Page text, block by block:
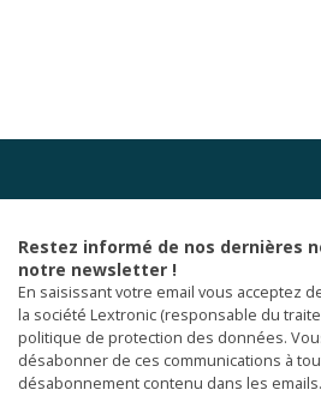
Restez informé de nos dernières
notre newsletter !
En saisissant votre email vous acceptez
la société Lextronic (responsable du
politique de protection des données.
désabonner de ces communications à
désabonnement contenu dans les emails.